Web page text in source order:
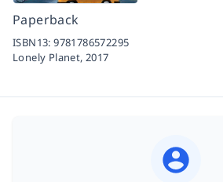
Paperback
ISBN13:9781786572295
Lonely Planet,2017